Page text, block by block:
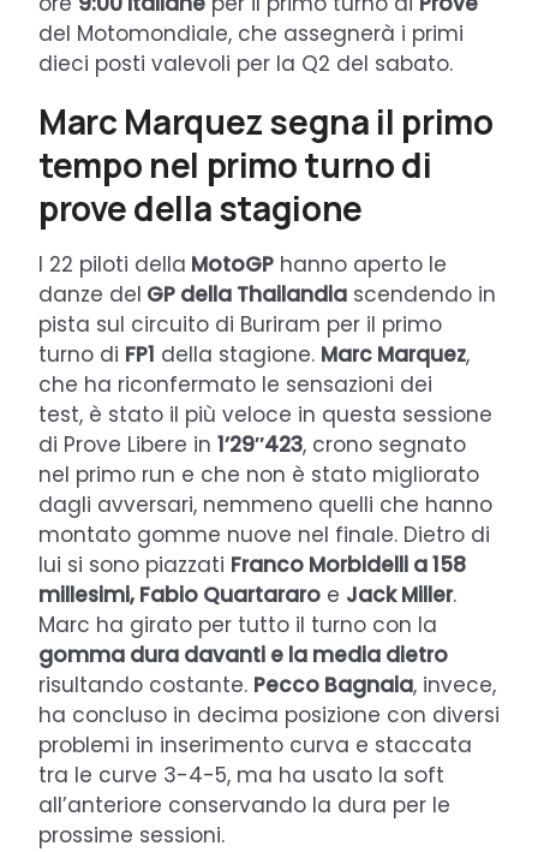
del Motomondiale, che assegnerà i primi
dieci posti valevoli per la Q2 del sabato.
Marc Marquez segna il primo
tempo nel primo turno di
prove della stagione
I 22 piloti della MotoGP hanno aperto le
danze del GP della Thailandia scendendo in
pista sul circuito di Buriram per il primo
turno di FP1 della stagione. Marc Marquez,
che ha riconfermato le sensazioni dei
test, è stato il più veloce in questa sessione
di Prove Libere in 1’29″423, crono segnato
nel primo run e che non è stato migliorato
dagli avversari, nemmeno quelli che hanno
montato gomme nuove nel finale. Dietro di
lui si sono piazzati Franco Morbidelli a 158
millesimi, Fabio Quartararo e Jack Miller.
Marc ha girato per tutto il turno con la
gomma dura davanti e la media dietro
risultando costante. Pecco Bagnaia, invece,
ha concluso in decima posizione con diversi
problemi in inserimento curva e staccata
tra le curve 3-4-5, ma ha usato la soft
all’anteriore conservando la dura per le
prossime sessioni.